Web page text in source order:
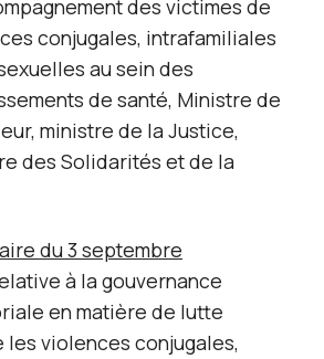
des victimes de
conjugales, intrafamiliales
au sein des
de santé, Ministre de
ministre de la Justice,
des Solidarités et de la
du 3 septembre
à la gouvernance
en matière de lutte
les violences conjugales,